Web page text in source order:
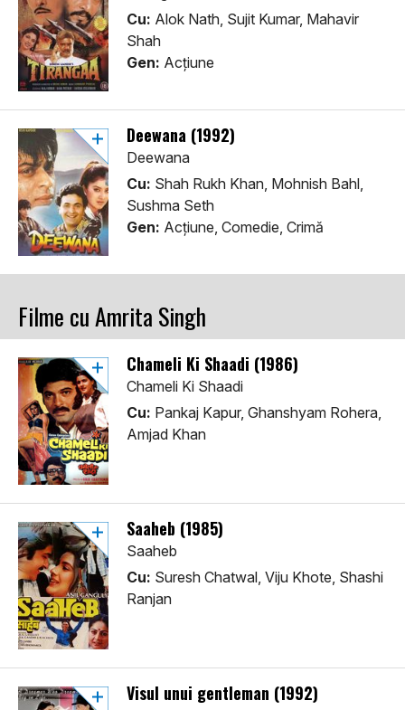
Cu: Alok Nath, Sujit Kumar, Mahavir
Shah
Gen: Acţiune
Deewana (1992)
Deewana
Cu: Shah Rukh Khan, Mohnish Bahl,
Sushma Seth
Gen: Acţiune, Comedie, Crimă
Filme cu Amrita Singh
Chameli Ki Shaadi (1986)
Chameli Ki Shaadi
Cu: Pankaj Kapur, Ghanshyam Rohera,
Amjad Khan
Saaheb (1985)
Saaheb
Cu: Suresh Chatwal, Viju Khote, Shashi
Ranjan
Visul unui gentleman (1992)